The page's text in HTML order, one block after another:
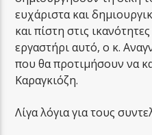
ευχάριστα και
και πίστη στις
εργαστήρι αυτό, ο κ.
που θα προτιμήσουν να
Καραγκιόζη.
Λίγα λόγια για τους